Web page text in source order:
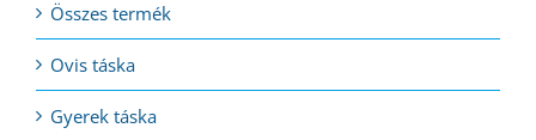
Összes termék
Ovis táska
Gyerek táska